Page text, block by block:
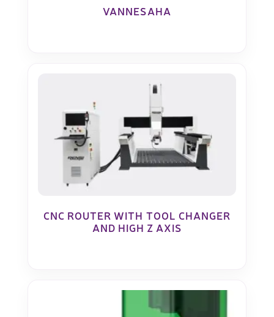
VANNESAHA
CNC ROUTER WITH TOOL CHANGER
AND HIGH Z AXIS